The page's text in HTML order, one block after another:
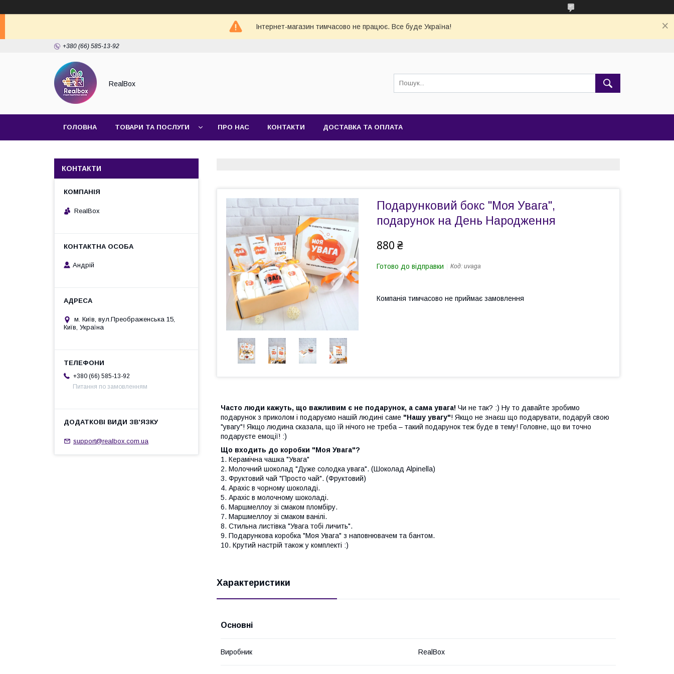
Інтернет-магазин тимчасово не працює. Все буде Україна!
+380 (66) 585-13-92
RealBox
ГОЛОВНА ТОВАРИ ТА ПОСЛУГИ ПРО НАС КОНТАКТИ ДОСТАВКА ТА ОПЛАТА
Подарунковий бокс "Моя Увага",
подарунок на День Народження
880 ₴
Готово до відправки Код: uvaga
Компанія тимчасово не приймає замовлення
Часто люди кажуть, що важливим є не подарунок, а сама увага! Чи не так? :) Ну то давайте зробимо
подарунок з приколом і подаруємо нашій людині саме "Нашу увагу"! Якщо не знаєш що подарувати, подаруй свою
"увагу"! Якщо людина сказала, що їй нічого не треба – такий подарунок теж буде в тему! Головне, що ви точно
подаруєте емоції! :)
Що входить до коробки "Моя Увага"?
1. Керамічна чашка "Увага"
2. Молочний шоколад "Дуже солодка увага". (Шоколад Alpinella)
3. Фруктовий чай "Просто чай". (Фруктовий)
4. Арахіс в чорному шоколаді.
5. Арахіс в молочному шоколаді.
6. Маршмеллоу зі смаком пломбіру.
7. Маршмеллоу зі смаком ванілі.
8. Стильна листівка "Увага тобі личить".
9. Подарункова коробка "Моя Увага" з наповнювачем та бантом.
10. Крутий настрій також у комплекті :)
Характеристики
Основні
Виробник RealBox
КОНТАКТИ
RealBox
Андрій
м. Київ, вул.Преображенська 15,
Київ, Україна
+380 (66) 585-13-92
Питання по замовленням
support@realbox.com.ua